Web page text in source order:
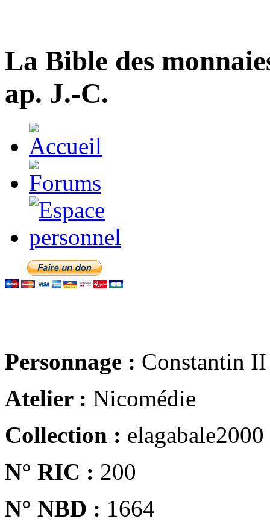
La Bible des
ap. J.-C.
Personnage : Constantin II
Atelier : Nicomédie
Collection : elagabale2000
N° RIC : 200
N° NBD : 1664